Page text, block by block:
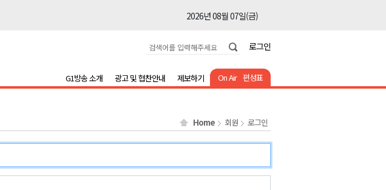
2026년 08월 07일(금)
2026년 08월 07일(금)
2026년 08월 07일(금)
2026년 08월 07일(금)
2026년 08월 07일(금)
로그인
On Air 편성표
G1방송 소개 광고 및 협찬안내 제보하기
Home 회원 로그인